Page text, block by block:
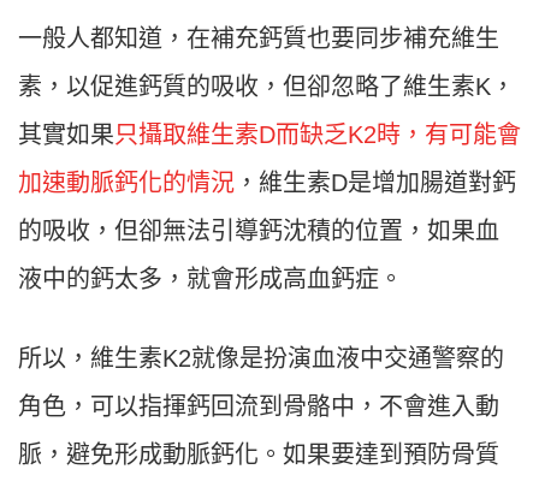
一般人都知道，在補充鈣質也要同步補充維生
素，以促進鈣質的吸收，但卻忽略了維生素K，
其實如果只攝取維生素D而缺乏K2時，有可能會
加速動脈鈣化的情況 ，維生素D是增加腸道對鈣
的吸收，但卻無法引導鈣沈積的位置，如果血
液中的鈣太多，就會形成高血鈣症。
所以，維生素K2就像是扮演血液中交通警察的
角色，可以指揮鈣回流到骨骼中，不會進入動
脈，避免形成動脈鈣化。如果要達到預防骨質